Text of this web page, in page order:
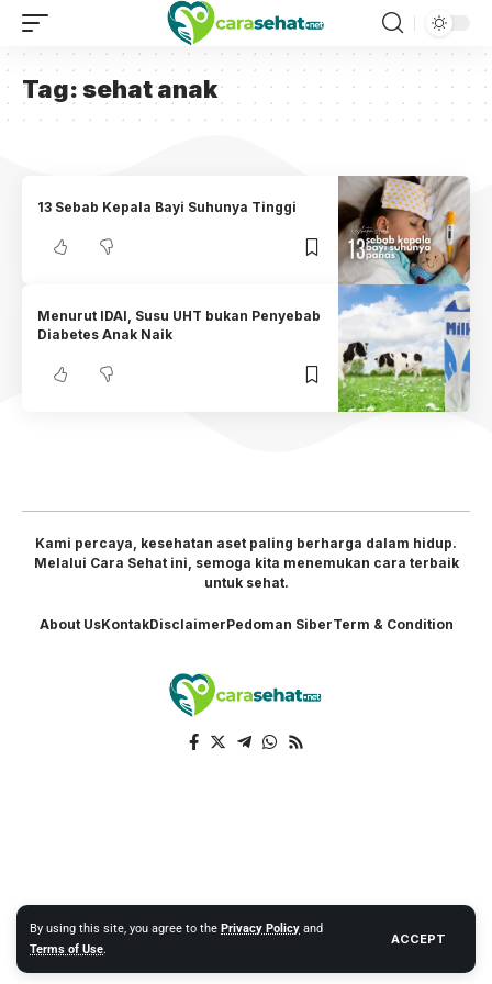
By using this site, you agree to the Privacy Policy and
Terms of Use.
ACCEPT
Tag:sehat anak
13 Sebab Kepala Bayi Suhunya Tinggi
Menurut IDAI, Susu UHT bukan Penyebab
Diabetes Anak Naik
Kami percaya, kesehatan aset paling berharga dalam hidup.
Melalui Cara Sehat ini, semoga kita menemukan cara terbaik
untuk sehat.
About UsKontakDisclaimerPedoman SiberTerm & Condition